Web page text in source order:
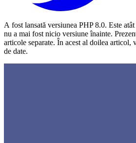
A fost lansată versiunea PHP 8.0. Este
nu a mai fost nicio versiune înainte.
articole separate. În acest al doilea articol,
de date.